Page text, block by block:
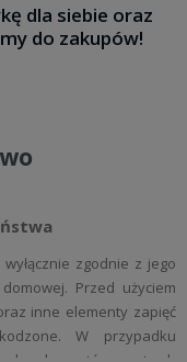
dla siebie oraz
do zakupów!
zgodnie z jego
Przed użyciem
inne elementy zapięć
W przypadku